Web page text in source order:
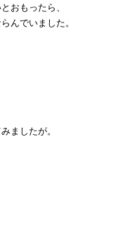
おもったら、
んでいました。
ましたが。